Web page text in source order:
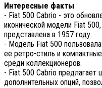
Интересные факты
- Fiat 500 Cabrio - это
иконической модели Fiat
представлена в 1957 году.
- Модель Fiat 500
ее ретро-стиль и
среди коллекционеров.
- Fiat 500 Cabrio предлагает
дополнительных опций,